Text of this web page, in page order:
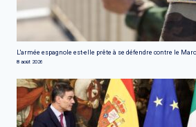
L'armée espagnole est-elle prête à se défendre contre le
8 août 2026